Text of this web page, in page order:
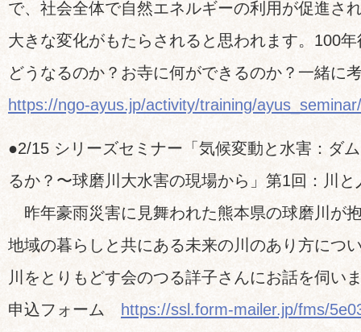
で、社会全体で自然エネルギーの利用が促進さ
大きな変化がもたらされると思われます。100
どうなるのか？お寺に何ができるのか？一緒に
https://ngo-ayus.jp/activity/training/
●2/15 シリーズセミナー「気候変動と水害：ダ
るか？〜球磨川大水害の現場から」第1回：川
昨年豪雨災害に見舞われた熊本県の球磨川が
地域の暮らしと共にある未来の川のあり方につ
川をとりもどす会のつる詳子さんにお話を伺い
申込フォーム
https://ssl.form-mailer.jp/fms/